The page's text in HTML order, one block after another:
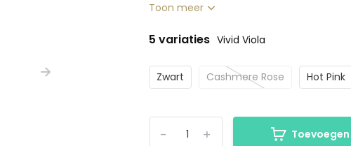
Toon meer
5 variaties Vivid Viola
Zwart Cashmere Rose Hot Pink
+
-